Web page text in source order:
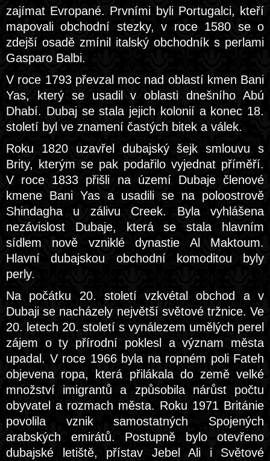
zajímat Evropané. Prvními byli Portugalci, kteří
mapovali obchodní stezky, v roce 1580 se o
zdejší osadě zmínil italský obchodník s perlami
Gasparo Balbi.
V roce 1793 převzal moc nad oblastí kmen Bani
Yas, který se usadil v oblasti dnešního Abú
Dhabí. Dubaj se stala jejich kolonií a konec 18.
století byl ve znamení častých bitek a válek.
Roku 1820 uzavřel dubajský šejk smlouvu s
Brity, kterým se pak podařilo vyjednat příměří.
V roce 1833 přišli na území Dubaje členové
kmene Bani Yas a usadili se na poloostrově
Shindagha u zálivu Creek. Byla vyhlášena
nezávislost Dubaje, která se stala hlavním
sídlem nově vzniklé dynastie Al Maktoum.
Hlavní dubajskou obchodní komoditou byly
perly.
Na počátku 20. století vzkvétal obchod a v
Dubaji se nacházely největší světové tržnice. Ve
20. letech 20. století s vynálezem umělých perel
zájem o ty přírodní poklesl a význam města
upadal. V roce 1966 byla na ropném poli Fateh
objevena ropa, která přilákala do země velké
množství imigrantů a způsobila nárůst počtu
obyvatel a rozmach města. Roku 1971 Británie
povolila vznik samostatných Spojených
arabských emirátů. Postupně bylo otevřeno
dubajské letiště, přístav Jebel Ali i Světové